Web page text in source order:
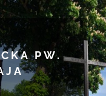
PW.